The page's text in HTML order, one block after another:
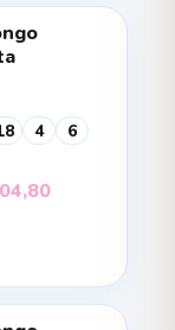
4
6
Faixa
R$ 194,60
através
R$ 204,80